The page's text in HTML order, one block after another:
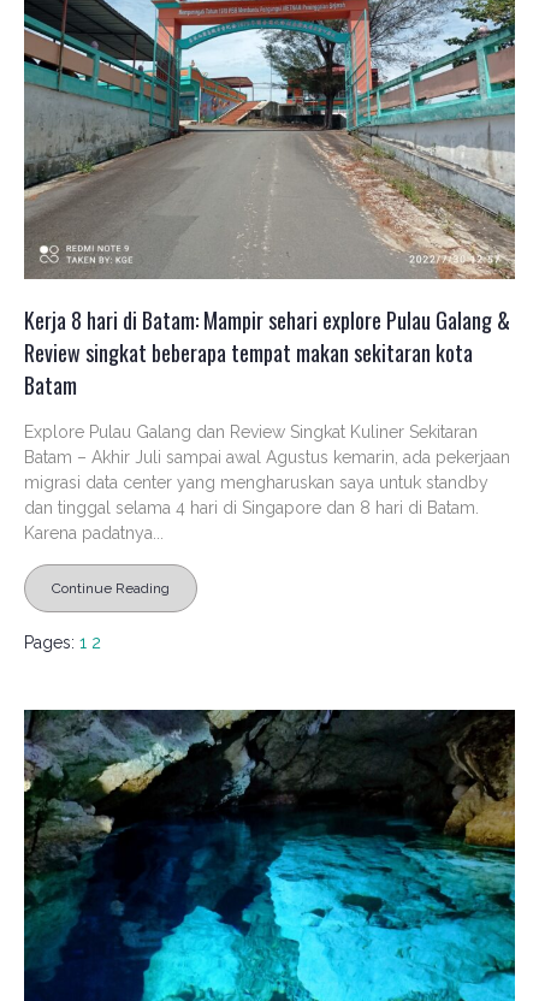
Kerja 8 hari di Batam: Mampir sehari explore Pulau Galang &
Review singkat beberapa tempat makan sekitaran kota
Batam
Explore Pulau Galang dan Review Singkat Kuliner Sekitaran
Batam – Akhir Juli sampai awal Agustus kemarin, ada pekerjaan
migrasi data center yang mengharuskan saya untuk standby
dan tinggal selama 4 hari di Singapore dan 8 hari di Batam.
Karena padatnya...
Continue Reading
Pages: 1 2